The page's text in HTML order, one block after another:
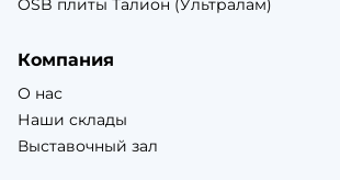
OSB плиты Талион (Ультралам)
Компания
О нас
Наши склады
Выставочный зал